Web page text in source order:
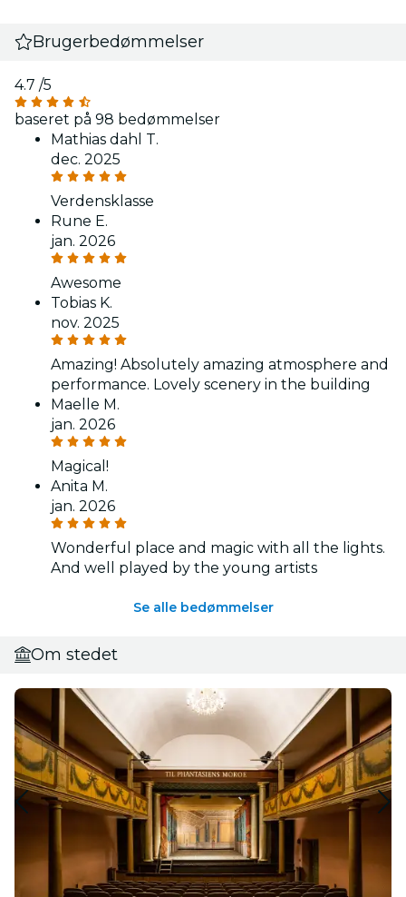
Brugerbedømmelser
4.7 /5
baseret på 98 bedømmelser
Mathias dahl T.
dec. 2025
Verdensklasse
Rune E.
jan. 2026
Awesome
Tobias K.
nov. 2025
Amazing! Absolutely amazing atmosphere and
performance. Lovely scenery in the building
Maelle M.
jan. 2026
Magical!
Anita M.
jan. 2026
Wonderful place and magic with all the lights.
And well played by the young artists
Se alle bedømmelser
Om stedet